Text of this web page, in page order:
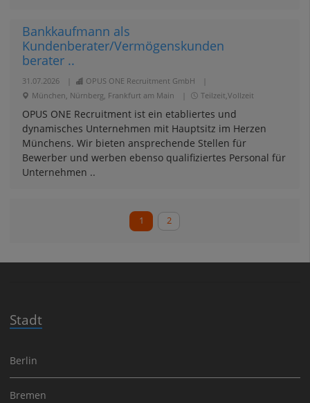
Bankkaufmann als
Kundenberater/Vermögenskunden
berater ..
31.07.2026 OPUS ONE Recruitment GmbH
München, Nürnberg, Frankfurt am Main
Teilzeit,Vollzeit
OPUS ONE Recruitment ist ein etabliertes und
dynamisches Unternehmen mit Hauptsitz im Herzen
Münchens. Wir bieten ansprechende Stellen für
Bewerber und werben ebenso qualifiziertes Personal für
Unternehmen ..
1 2
Stadt
Berlin
Bremen